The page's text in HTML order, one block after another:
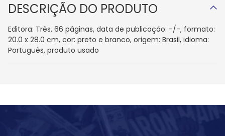
DESCRIÇÃO DO PRODUTO
Editora: Três, 66 páginas, data de publicação: -/-, formato:
20.0 x 28.0 cm, cor: preto e branco, origem: Brasil, idioma:
Português, produto usado